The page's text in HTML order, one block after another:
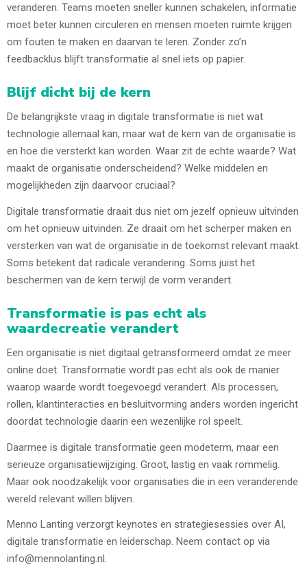
veranderen. Teams moeten sneller kunnen schakelen, informatie
moet beter kunnen circuleren en mensen moeten ruimte krijgen
om fouten te maken en daarvan te leren. Zonder zo’n
feedbacklus blijft transformatie al snel iets op papier.
Blijf dicht bij de kern
De belangrijkste vraag in digitale transformatie is niet wat
technologie allemaal kan, maar wat de kern van de organisatie is
en hoe die versterkt kan worden. Waar zit de echte waarde? Wat
maakt de organisatie onderscheidend? Welke middelen en
mogelijkheden zijn daarvoor cruciaal?
Digitale transformatie draait dus niet om jezelf opnieuw uitvinden
om het opnieuw uitvinden. Ze draait om het scherper maken en
versterken van wat de organisatie in de toekomst relevant maakt.
Soms betekent dat radicale verandering. Soms juist het
beschermen van de kern terwijl de vorm verandert.
Transformatie is pas echt als
waardecreatie verandert
Een organisatie is niet digitaal getransformeerd omdat ze meer
online doet. Transformatie wordt pas echt als ook de manier
waarop waarde wordt toegevoegd verandert. Als processen,
rollen, klantinteracties en besluitvorming anders worden ingericht
doordat technologie daarin een wezenlijke rol speelt.
Daarmee is digitale transformatie geen modeterm, maar een
serieuze organisatiewijziging. Groot, lastig en vaak rommelig.
Maar ook noodzakelijk voor organisaties die in een veranderende
wereld relevant willen blijven.
Menno Lanting verzorgt keynotes en strategiesessies over AI,
digitale transformatie en leiderschap. Neem contact op via
info@mennolanting.nl.